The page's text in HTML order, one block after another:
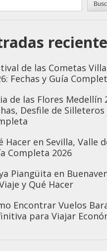
de las Cometas
Fechas y Guía
de las Flores Medellín
Desfile de Silleteros
Hacer en Sevilla, Valle
Completa 2026
Piangüita en
y Qué Hacer
Encontrar Vuelos
para Viajar